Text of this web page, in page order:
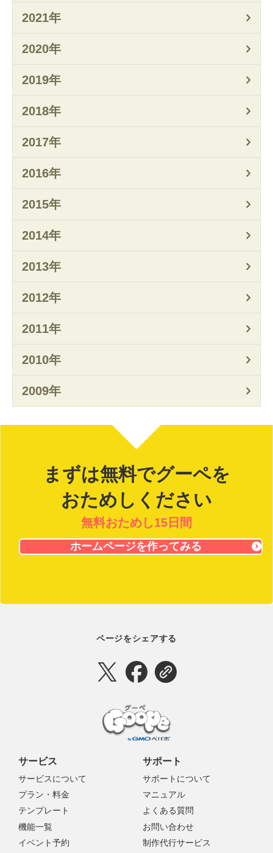
2021年
2020年
2019年
2018年
2017年
2016年
2015年
2014年
2013年
2012年
2011年
2010年
2009年
まずは無料でグーペを
おためしください
無料おためし15日間
ホームページを作ってみる
ページをシェアする
サービス
サービスについて
プラン・料金
テンプレート
機能一覧
イベント予約
サポート
サポートについて
マニュアル
よくある質問
お問い合わせ
制作代行サービス